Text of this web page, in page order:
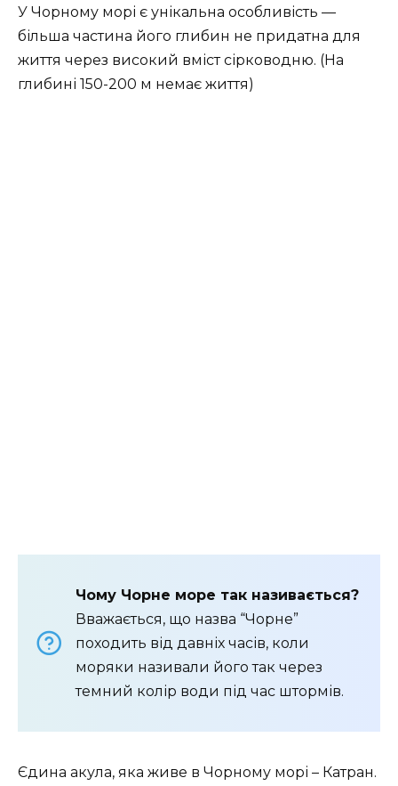
У Чорному морі є унікальна особливість —
більша частина його глибин не придатна для
життя через високий вміст сірководню. (На
глибині 150-200 м немає життя)
Чому Чорне море так називається?
Вважається, що назва “Чорне”
походить від давніх часів, коли
моряки називали його так через
темний колір води під час штормів.
Єдина акула, яка живе в Чорному морі – Катран.